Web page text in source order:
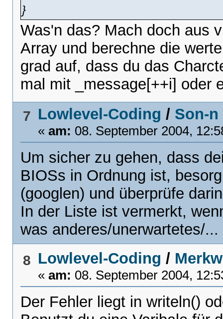
}
Was'n das? Mach doch aus
Array und berechne die
grad auf, dass du das
mal mit _message[++i] oder
7 Lowlevel-Coding / Son-
«am: 08. September 2004,
Um sicher zu gehen, dass
BIOSs in Ordnung ist,
(googlen) und überprüfe
In der Liste ist vermerkt,
was anderes/unerwartetes/
8 Lowlevel-Coding /
«am: 08. September 2004,
Der Fehler liegt in writeln()